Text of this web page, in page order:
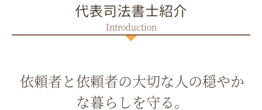
代表司法書士紹介
依頼者と依頼者の大切な人の穏やか
な暮らしを守る。